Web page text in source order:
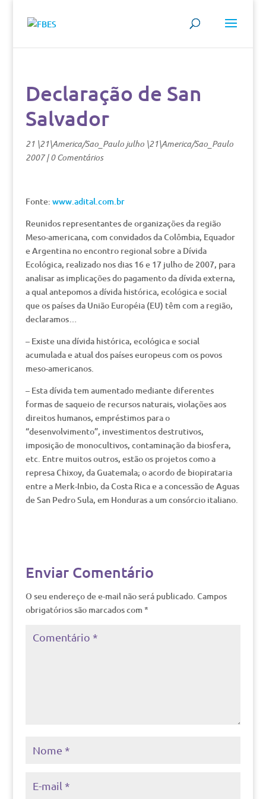
Declaração de San
Salvador
21 \21\America/Sao_Paulo julho \21\America/Sao_Paulo
2007|0 Comentários
Fonte: www.adital.com.br
Reunidos representantes de organizações da região
Meso-americana, com convidados da Colômbia, Equador
e Argentina no encontro regional sobre a Dívida
Ecológica, realizado nos dias 16 e 17 julho de 2007, para
analisar as implicações do pagamento da dívida externa,
a qual antepomos a dívida histórica, ecológica e social
que os países da União Européia (EU) têm com a região,
declaramos…
– Existe una dívida histórica, ecológica e social
acumulada e atual dos países europeus com os povos
meso-americanos.
– Esta dívida tem aumentado mediante diferentes
formas de saqueio de recursos naturais, violações aos
direitos humanos, empréstimos para o
“desenvolvimento”, investimentos destrutivos,
imposição de monocultivos, contaminação da biosfera,
etc. Entre muitos outros, estão os projetos como a
represa Chixoy, da Guatemala; o acordo de biopirataria
entre a Merk-Inbio, da Costa Rica e a concessão de Aguas
de San Pedro Sula, em Honduras a um consórcio italiano.
Enviar Comentário
O seu endereço de e-mail não será publicado. Campos
obrigatórios são marcados com *